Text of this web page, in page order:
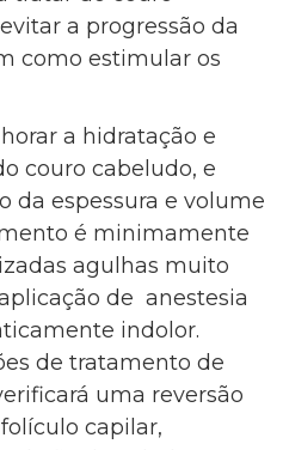
a progressão da
como estimular os
a hidratação e
couro cabeludo, e
da espessura e volume
é minimamente
agulhas muito
de anestesia
indolor.
de tratamento de
uma reversão
capilar,